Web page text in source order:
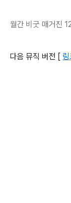
월간 비굿 매거진
다음 뮤직 버전 [